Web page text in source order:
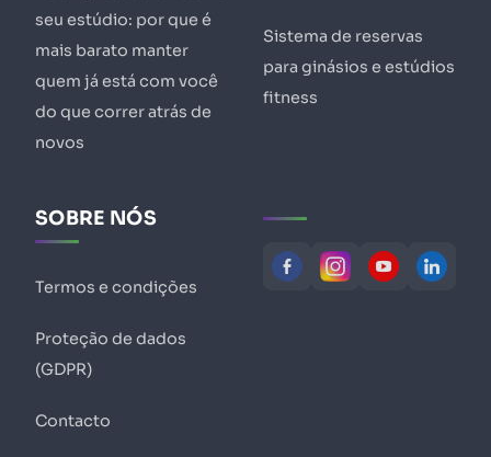
seu estúdio: por que é
mais barato manter
quem já está com você
do que correr atrás de
novos
Sistema de reservas
para ginásios e estúdios
fitness
SOBRE NÓS
Termos e condições
Proteção de dados
(GDPR)
Contacto